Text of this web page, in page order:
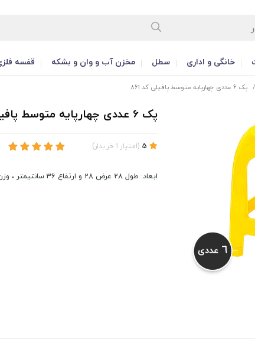
خانگی و اداری سطل مخزن آب و وان و بشکه قفسه
/ پک 6 عددی چهارپایه متوسط پافیلی کد 861
پک 6 عددی چهارپایه متوسط پافیلی کد 861
(امتیاز 1 خریدار)
ابعاد: طول 28 عرض 28 و ارتفاع 36 سانتیمتر ، وزن : 710 گرم